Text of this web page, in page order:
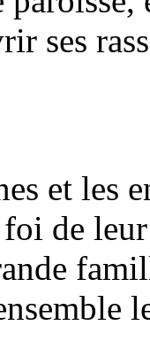
ses
et les
de